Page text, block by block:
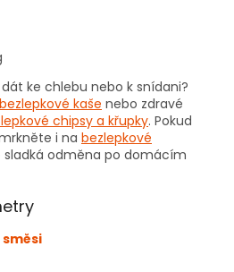
ke chlebu nebo k snídani?
bezlepkové kaše nebo zdravé
chipsy a křupky. Pokud
i na bezlepkové
sladká odměna po domácím